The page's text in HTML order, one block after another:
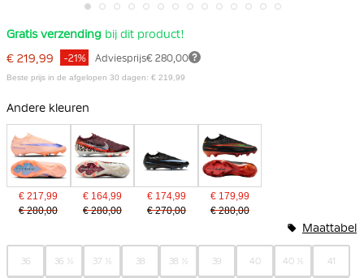
naar
begin
van
gallerij
Gratis verzending bij dit product!
€ 219,99
Adviesprijs€ 280,00
-21%
Beste prijs in de afgelopen 30 dagen: € 219,99
Andere kleuren
€ 217,99
€ 280,00
€ 164,99
€ 280,00
€ 174,99
€ 270,00
€ 179,99
€ 280,00
36 36 ½ 37 ½ 38 38 ½ 39 40 40 ½ 41
Maattabel